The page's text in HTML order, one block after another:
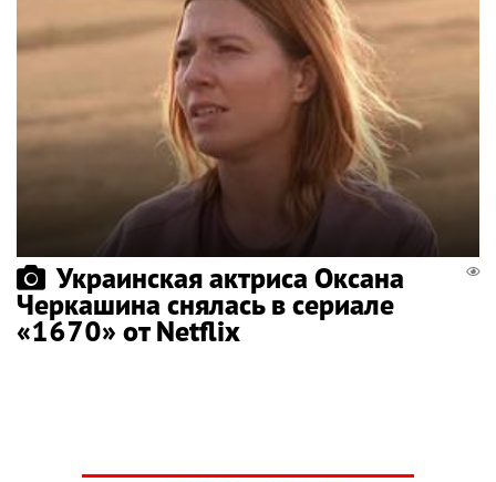
Украинская актриса Оксана
Черкашина снялась в сериале
«1670» от Netflix